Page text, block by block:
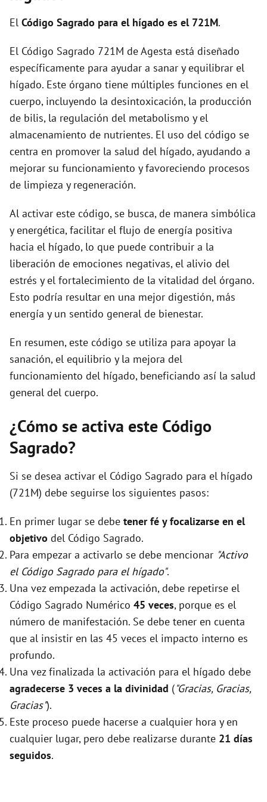
d
e
o
El Código Sagrado para el hígado es el 721M.
El Código Sagrado 721M de Agesta está diseñado
específicamente para ayudar a sanar y equilibrar el
hígado. Este órgano tiene múltiples funciones en el
cuerpo, incluyendo la desintoxicación, la producción
de bilis, la regulación del metabolismo y el
almacenamiento de nutrientes. El uso del código se
centra en promover la salud del hígado, ayudando a
mejorar su funcionamiento y favoreciendo procesos
de limpieza y regeneración.
Al activar este código, se busca, de manera simbólica
y energética, facilitar el flujo de energía positiva
hacia el hígado, lo que puede contribuir a la
liberación de emociones negativas, el alivio del
estrés y el fortalecimiento de la vitalidad del órgano.
Esto podría resultar en una mejor digestión, más
energía y un sentido general de bienestar.
En resumen, este código se utiliza para apoyar la
sanación, el equilibrio y la mejora del
funcionamiento del hígado, beneficiando así la salud
general del cuerpo.
¿Cómo se activa este Código
Sagrado?
Si se desea activar el Código Sagrado para el hígado
(721M) debe seguirse los siguientes pasos:
En primer lugar se debe tener fé y focalizarse en el
objetivo del Código Sagrado.
Para empezar a activarlo se debe mencionar "Activo
el Código Sagrado para el hígado".
Una vez empezada la activación, debe repetirse el
Código Sagrado Numérico 45 veces, porque es el
número de manifestación. Se debe tener en cuenta
que al insistir en las 45 veces el impacto interno es
profundo.
Una vez finalizada la activación para el hígado debe
agradecerse 3 veces a la divinidad ("Gracias, Gracias,
Gracias").
Este proceso puede hacerse a cualquier hora y en
cualquier lugar, pero debe realizarse durante 21 días
seguidos.